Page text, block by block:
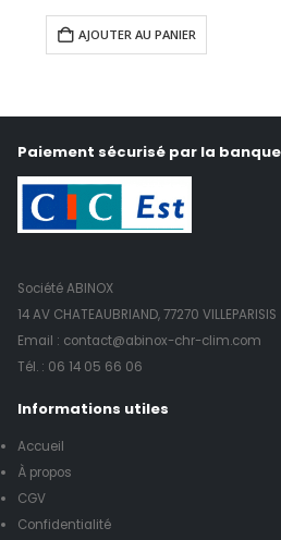
AJOUTER AU PANIER
Paiement sécurisé par la banque
Société ABINOX
14 AV CHATEAUBRIAND, 77270 VILLEPARISIS
Email : contact@abinox-chr-clim.com
Tél. : 06 14 05 66 06
Informations utiles
Accueil
À propos
CGV
Confidentialité